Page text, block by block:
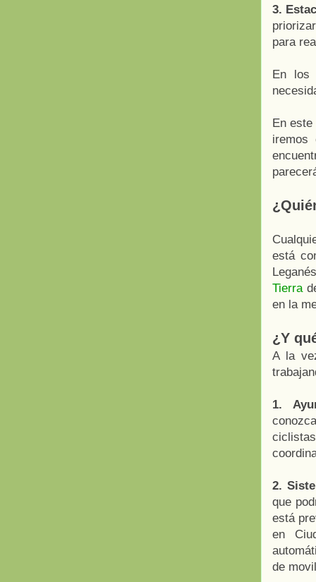
3.
para
En los
En
iremos
está
Tierra
en la
¿Y
A la
1.
2.
que
está
en
de